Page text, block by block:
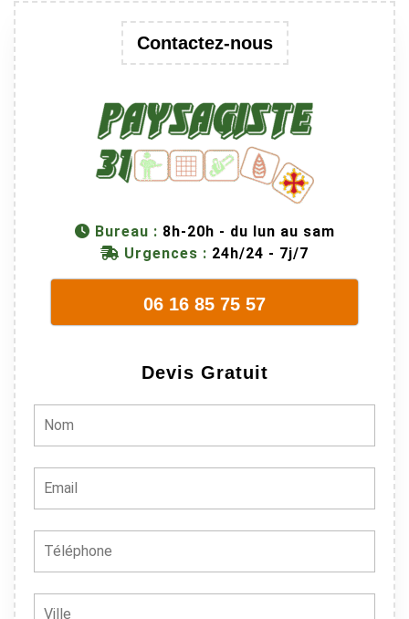
Contactez-nous
Bureau : 8h-20h - du lun au sam
Urgences : 24h/24 - 7j/7
06 16 85 75 57
Devis Gratuit